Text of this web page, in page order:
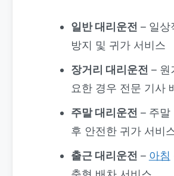
일반 대리운전 – 일상
방지 및 귀가 서비스
장거리 대리운전 – 원
요한 경우 전문 기사
주말 대리운전 – 주말
후 안전한 귀가 서비
출근 대리운전 – 아침